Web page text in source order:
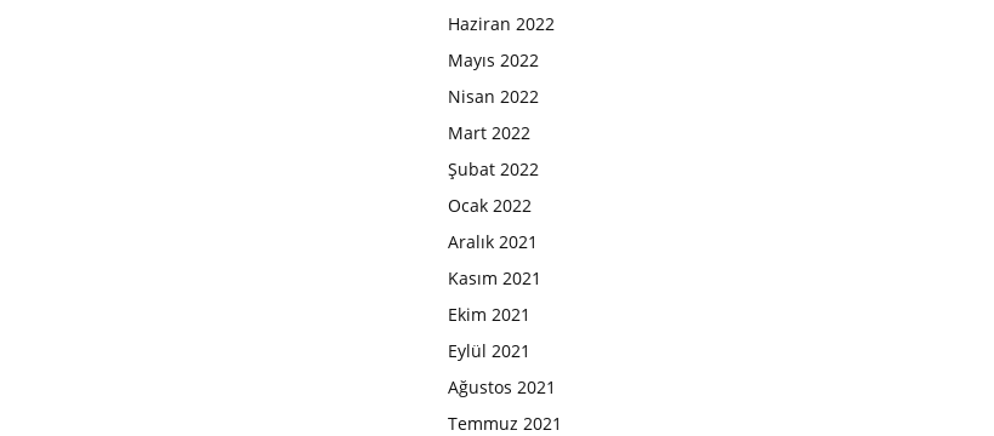
Haziran 2022
Mayıs 2022
Nisan 2022
Mart 2022
Şubat 2022
Ocak 2022
Aralık 2021
Kasım 2021
Ekim 2021
Eylül 2021
Ağustos 2021
Temmuz 2021